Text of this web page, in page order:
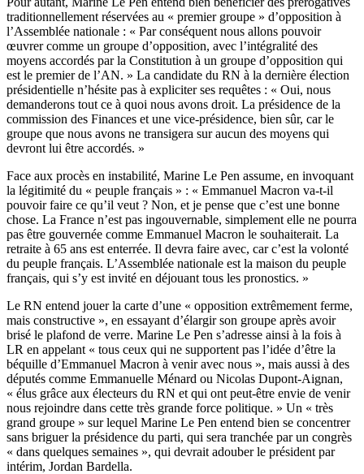
traditionnellement réservées au « premier groupe » d’opposition à
l’Assemblée nationale : « Par conséquent nous allons pouvoir
œuvrer comme un groupe d’opposition, avec l’intégralité des
moyens accordés par la Constitution à un groupe d’opposition qui
est le premier de l’AN. » La candidate du RN à la dernière élection
présidentielle n’hésite pas à expliciter ses requêtes : « Oui, nous
demanderons tout ce à quoi nous avons droit. La présidence de la
commission des Finances et une vice-présidence, bien sûr, car le
groupe que nous avons ne transigera sur aucun des moyens qui
devront lui être accordés. »
Face aux procès en instabilité, Marine Le Pen assume, en invoquant
la légitimité du « peuple français » : « Emmanuel Macron va-t-il
pouvoir faire ce qu’il veut ? Non, et je pense que c’est une bonne
chose. La France n’est pas ingouvernable, simplement elle ne pourra
pas être gouvernée comme Emmanuel Macron le souhaiterait. La
retraite à 65 ans est enterrée. Il devra faire avec, car c’est la volonté
du peuple français. L’Assemblée nationale est la maison du peuple
français, qui s’y est invité en déjouant tous les pronostics. »
Le RN entend jouer la carte d’une « opposition extrêmement ferme,
mais constructive », en essayant d’élargir son groupe après avoir
brisé le plafond de verre. Marine Le Pen s’adresse ainsi à la fois à
LR en appelant « tous ceux qui ne supportent pas l’idée d’être la
béquille d’Emmanuel Macron à venir avec nous », mais aussi à des
députés comme Emmanuelle Ménard ou Nicolas Dupont-Aignan,
« élus grâce aux électeurs du RN et qui ont peut-être envie de venir
nous rejoindre dans cette très grande force politique. » Un « très
grand groupe » sur lequel Marine Le Pen entend bien se concentrer
sans briguer la présidence du parti, qui sera tranchée par un congrès
« dans quelques semaines », qui devrait adouber le président par
intérim, Jordan Bardella.